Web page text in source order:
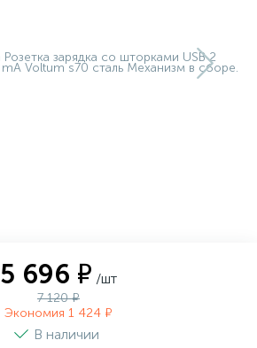
5 696 ₽ /шт
7 120 ₽
Экономия 1 424 ₽
В наличии